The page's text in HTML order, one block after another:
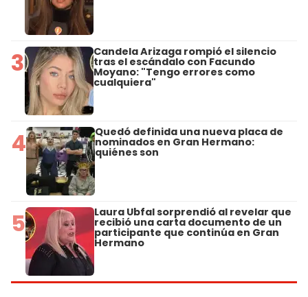
3 Candela Arizaga rompió el silencio
tras el escándalo con Facundo
Moyano: "Tengo errores como
cualquiera"
4 Quedó definida una nueva placa de
nominados en Gran Hermano:
quiénes son
5 Laura Ubfal sorprendió al revelar que
recibió una carta documento de un
participante que continúa en Gran
Hermano